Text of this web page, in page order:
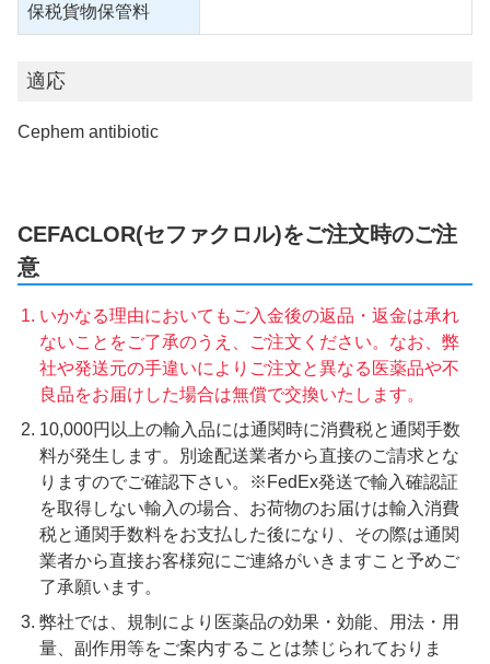
保税貨物保管料
適応
Cephem antibiotic
CEFACLOR(セファクロル)をご注文時のご注
意
いかなる理由においてもご入金後の返品・返金は承れ
ないことをご了承のうえ、ご注文ください。なお、弊
社や発送元の手違いによりご注文と異なる医薬品や不
良品をお届けした場合は無償で交換いたします。
10,000円以上の輸入品には通関時に消費税と通関手数
料が発生します。別途配送業者から直接のご請求とな
りますのでご確認下さい。※FedEx発送で輸入確認証
を取得しない輸入の場合、お荷物のお届けは輸入消費
税と通関手数料をお支払した後になり、その際は通関
業者から直接お客様宛にご連絡がいきますこと予めご
了承願います。
弊社では、規制により医薬品の効果・効能、用法・用
量、副作用等をご案内することは禁じられておりま